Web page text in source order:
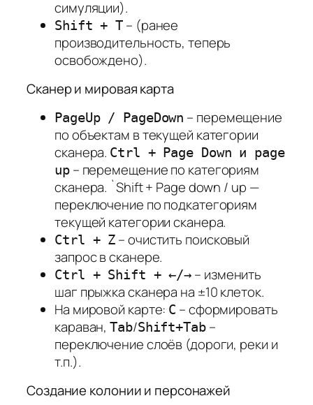
симуляции).
Shift + T – (ранее
производительность, теперь
освобождено).
Сканер и мировая карта
PageUp / PageDown – перемещение
по объектам в текущей категории
сканера. Ctrl + Page Down и page
up– перемещение по категориям
сканера. `Shift + Pаge down / up —
переключение по подкатегориям
текущей категории сканера.
Ctrl + Z – очистить поисковый
запрос в сканере.
Ctrl + Shift + ←/→ – изменить
шаг прыжка сканера на ±10 клеток.
На мировой карте: C – сформировать
караван,Tab/Shift+Tab–
переключение слоёв (дороги, реки и
т.п.).
Создание колонии и персонажей